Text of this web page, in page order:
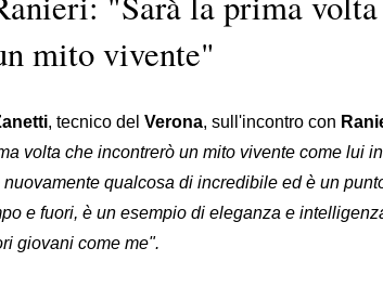
mito vivente"
, tecnico del Verona, sull'incontro con
volta che incontrerò un mito vivente come lui
qualcosa di incredibile ed è un
e fuori, è un esempio di eleganza e
giovani come me".